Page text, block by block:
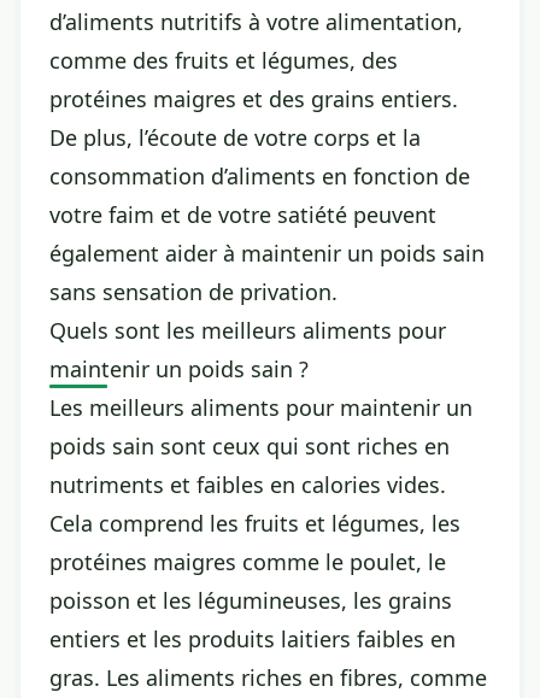
d’aliments nutritifs à votre alimentation,
comme des fruits et légumes, des
protéines maigres et des grains entiers.
De plus, l’écoute de votre corps et la
consommation d’aliments en fonction de
votre faim et de votre satiété peuvent
également aider à maintenir un poids sain
sans sensation de privation.
Quels sont les meilleurs aliments pour
maintenir un poids sain ?
Les meilleurs aliments pour maintenir un
poids sain sont ceux qui sont riches en
nutriments et faibles en calories vides.
Cela comprend les fruits et légumes, les
protéines maigres comme le poulet, le
poisson et les légumineuses, les grains
entiers et les produits laitiers faibles en
gras. Les aliments riches en fibres, comme